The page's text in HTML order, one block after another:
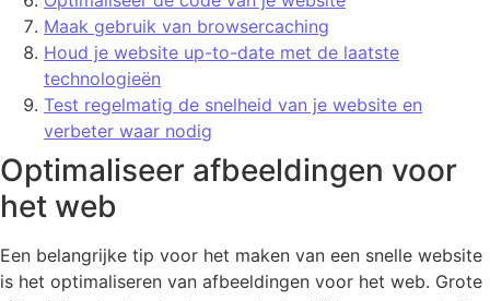
Maak gebruik van browsercaching
Houd je website up-to-date met de laatste
technologieën
Test regelmatig de snelheid van je website en
verbeter waar nodig
Optimaliseer afbeeldingen voor
het web
Een belangrijke tip voor het maken van een snelle website
is het optimaliseren van afbeeldingen voor het web. Grote